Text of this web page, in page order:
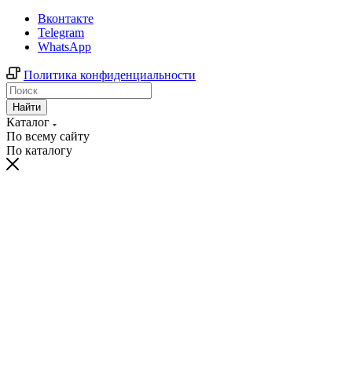
Вконтакте
Telegram
WhatsApp
Политика конфиденциальности
Найти
Каталог
По всему сайту
По каталогу